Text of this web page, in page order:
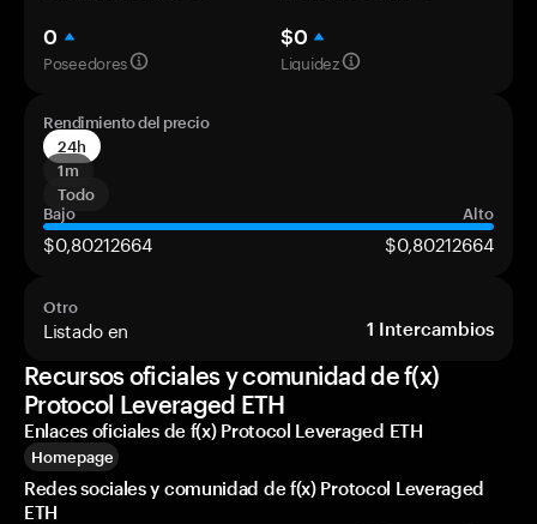
0
Poseedores
$0
Liquidez
Rendimiento del precio
24h
1m
Todo
Bajo
Alto
$0,80212664 $0,80212664
Otro
Listado en 1 Intercambios
Recursos oficiales y comunidad de f(x)
Protocol Leveraged ETH
Enlaces oficiales de f(x) Protocol Leveraged ETH
Homepage
Redes sociales y comunidad de f(x) Protocol Leveraged
ETH